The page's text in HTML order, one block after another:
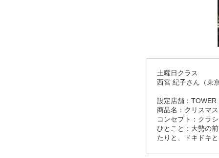
土曜日クラス
西宮 紀子さん（東
設定店舗：TOWER
商品名：クリスマ
コンセプト：クラ
ひとこと：大勢の
たりと、ドキドキ